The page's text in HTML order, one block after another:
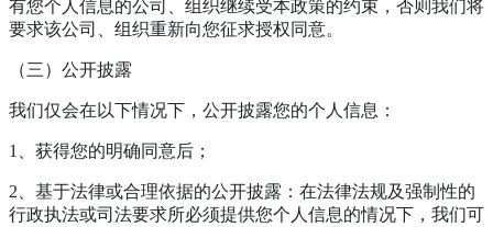
有您个人信息的公司、组织继续受本政策的约束，否则我们将
要求该公司、组织重新向您征求授权同意。
（三）公开披露
我们仅会在以下情况下，公开披露您的个人信息：
1、获得您的明确同意后；
2、基于法律或合理依据的公开披露：在法律法规及强制性的
行政执法或司法要求所必须提供您个人信息的情况下，我们可